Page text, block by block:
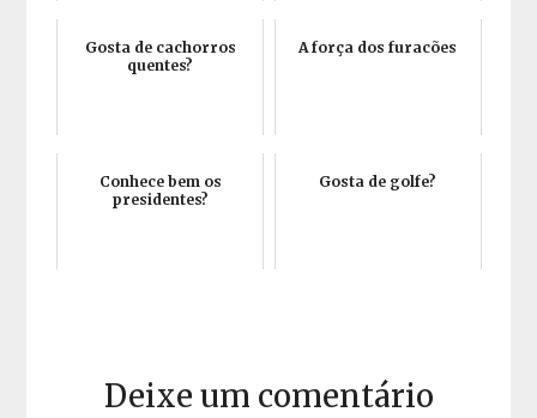
Gosta de cachorros
quentes?
A força dos furacões
Conhece bem os
presidentes?
Gosta de golfe?
Deixe um comentário